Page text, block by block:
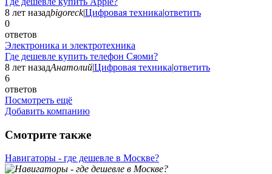
8 лет назадbigoreck|Цифровая техника|ответить
0
ответов
Электроника и электротехника
Где дешевле купить телефон Сяоми?
8 лет назадАнатолий|Цифровая техника|ответить
6
ответов
Посмотреть ещё
Добавить компанию
Смотрите также
Навигаторы - где дешевле в Москве?